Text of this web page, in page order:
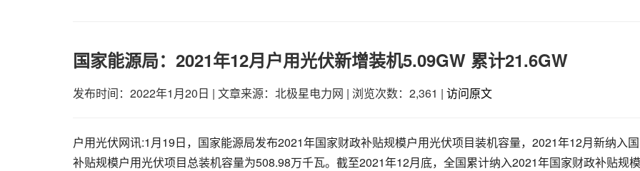
国家能源局：2021年12月户用光伏新增装机5.09GW 累计21.6GW
发布时间：2022年1月20日 | 文章来源：北极星电力网 | 浏览次数：2,361 | 访问原文
户用光伏网讯:1月19日，国家能源局发布2021年国家财政补贴规模户用光伏项目装机容量，2021年12月新纳入
补贴规模户用光伏项目总装机容量为508.98万千瓦。截至2021年12月底，全国累计纳入2021年国家财政补贴规